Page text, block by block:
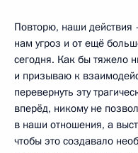
Повторю, наши действия
нам угроз и от ещё
сегодня. Как бы тяжело
и призываю к
перевернуть эту
вперёд, никому не
в наши отношения, а
чтобы это создавало